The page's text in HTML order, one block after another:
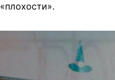
«плохости».